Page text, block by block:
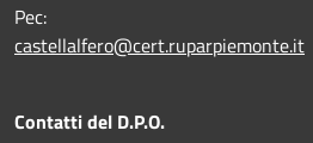
Pec:
castellalfero@cert.ruparpiemonte.it
Contatti del D.P.O.